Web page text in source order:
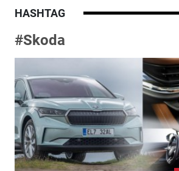
HASHTAG
#Skoda